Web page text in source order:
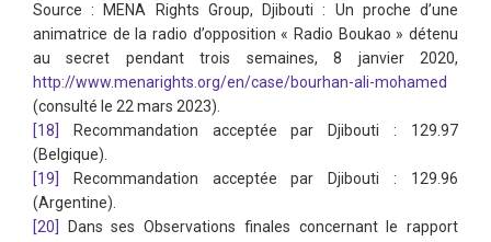
Source : MENA Rights Group, Djibouti : Un proche d’une
animatrice de la radio d’opposition « Radio Boukao » détenu
au secret pendant trois semaines, 8 janvier 2020,
http://www.menarights.org/en/case/bourhan-ali-mohamed
(consulté le 22 mars 2023).
[18]
Recommandation acceptée par Djibouti : 129.97
(Belgique).
[19]
Recommandation acceptée par Djibouti : 129.96
(Argentine).
[20]
Dans ses Observations finales concernant le rapport